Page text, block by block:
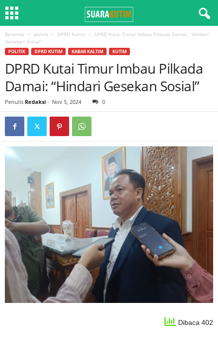
Beranda politik DPRD Kutim
DPRD Kutai Timur Imbau Pilkada Damai: “Hindari
Gesekan Sosial”
POLITIK DPRD KUTIM KABAR KALTIM KUTIM
DPRD Kutai Timur Imbau Pilkada
Damai: “Hindari Gesekan Sosial”
Penulis Redaksi - Nov 5, 2024 0
Dibaca 402